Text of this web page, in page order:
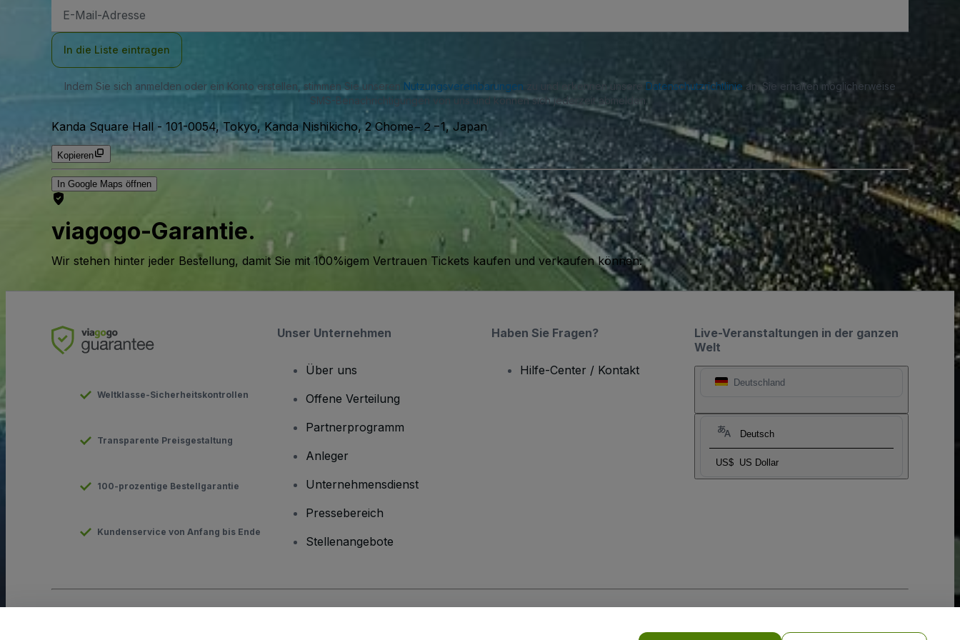
Mail-
In die Liste eintragen
Indem Sie sich anmelden oder ein Konto erstellen, stimmen Sie unseren Nutzungsvereinbarungen zu und erkennen unsere Datenschutzrichtlinie an. Sie erhalten möglicherweise
SMS-Benachrichtigungen von uns und können sich jederzeit abmelden.
Kanda Square Hall - 101-0054, Tokyo, Kanda Nishikicho, 2 Chome−２−1, Japan
Kopieren
In Google Maps öffnen
viagogo-Garantie.
Wir stehen hinter jeder Bestellung, damit Sie mit 100%igem Vertrauen Tickets kaufen und verkaufen können.
Live-Veranstaltungen in der ganzen
Welt
Deutschland
Deutsch
US$ US Dollar
Weltklasse-Sicherheitskontrollen
Transparente Preisgestaltung
100-prozentige Bestellgarantie
Kundenservice von Anfang bis Ende
Unser Unternehmen
Über uns
Offene Verteilung
Partnerprogramm
Anleger
Unternehmensdienst
Pressebereich
Stellenangebote
Haben Sie Fragen?
Hilfe-Center / Kontakt
Cookie-RichtlinieundDatenschutzrichtlinie für Mobilanwendungen